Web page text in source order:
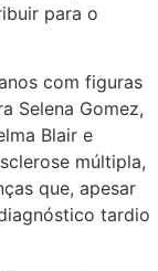
para o
com figuras
Selena Gomez,
Blair e
múltipla,
que, apesar
tardio